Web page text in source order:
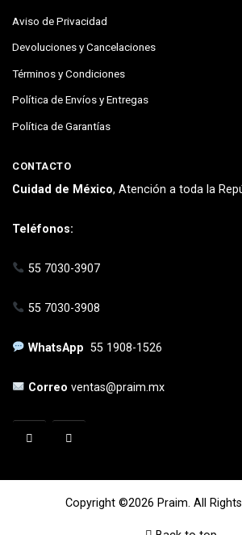
Aviso de Privacidad
Devoluciones y Cancelaciones
Términos y Condiciones
Política de Envíos y Entregas
Política de Garantías
CONTACTO
Cuidad de México, Atención a toda la
Teléfonos:
55 7030-3907
55 7030-3908
WhatsApp55 1908-1526
Correoventas@praim.mx
Copyright ©2026 Praim. All